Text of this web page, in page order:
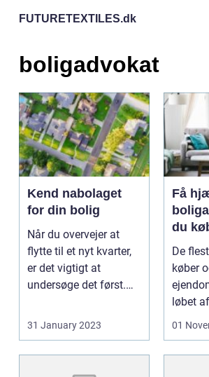
FUTURETEXTILES.dk
boligadvokat
Kend nabolaget
for din bolig
Når du overvejer at
flytte til et nyt kvarter,
er det vigtigt at
undersøge det først.
31 January 2023
Få
du
De
køber
løbet
kan
01